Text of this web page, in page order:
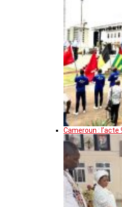
Cameroun : l’acte